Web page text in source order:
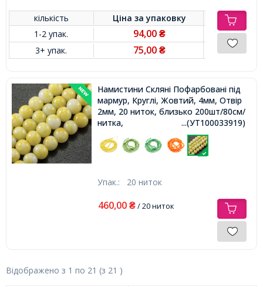
кількість Ціна заупаковку
1-2 упак.
94,00₴
3+ упак. 75,00₴
Намистини Скляні Пофарбовані під
мармур, Круглі, Жовтий, 4мм, Отвір
2мм, 20 ниток, близько 200шт/80см/
нитка,
...(УТ100033919)
Упак.: 20 ниток
460,00 ₴/ 20 ниток
Відображено з 1 по 21 (з 21 )